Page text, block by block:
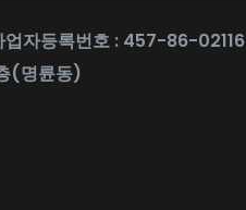
업자등록번호 : 457-86-02116
(명륜동)